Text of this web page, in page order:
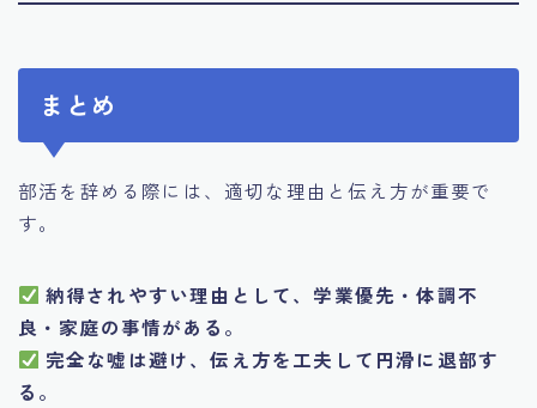
まとめ
部活を辞める際には、適切な理由と伝え方が重要で
す。
納得されやすい理由として、学業優先・体調不
良・家庭の事情がある。
完全な嘘は避け、伝え方を工夫して円滑に退部す
る。